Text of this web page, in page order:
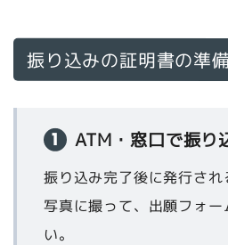
振り込みの証明書の準
ATM・窓口で振り
振り込み完了後に発行され
写真に撮って、出願フォ
い。